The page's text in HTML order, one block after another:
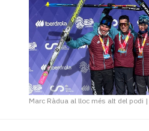
Marc Ràdua al lloc més alt del podi |